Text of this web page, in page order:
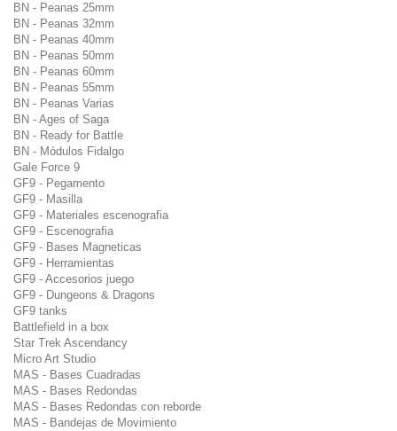
BN - Peanas 25mm
BN - Peanas 32mm
BN - Peanas 40mm
BN - Peanas 50mm
BN - Peanas 60mm
BN - Peanas 55mm
BN - Peanas Varias
BN - Ages of Saga
BN - Ready for Battle
BN - Módulos Fidalgo
Gale Force 9
GF9 - Pegamento
GF9 - Masilla
GF9 - Materiales escenografia
GF9 - Escenografia
GF9 - Bases Magneticas
GF9 - Herramientas
GF9 - Accesorios juego
GF9 - Dungeons & Dragons
GF9 tanks
Battlefield in a box
Star Trek Ascendancy
Micro Art Studio
MAS - Bases Cuadradas
MAS - Bases Redondas
MAS - Bases Redondas con reborde
MAS - Bandejas de Movimiento